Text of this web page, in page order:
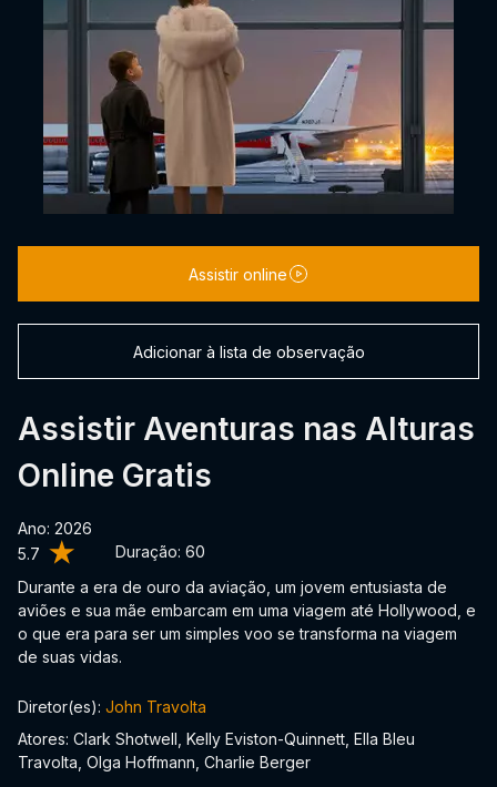
5.7 Duração: 60
Assistir Aventuras nas Alturas
Online Gratis
Ano: 2026
Durante a era de ouro da aviação, um jovem entusiasta de
aviões e sua mãe embarcam em uma viagem até Hollywood, e
o que era para ser um simples voo se transforma na viagem
de suas vidas.
Assistir online
Adicionar à lista de observação
Diretor(es): John Travolta
Atores: Clark Shotwell, Kelly Eviston-Quinnett, Ella Bleu
Travolta, Olga Hoffmann, Charlie Berger